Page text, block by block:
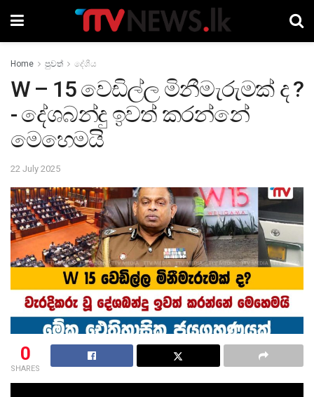
Home පුවත් දේශීය
W – 15 වෙඩිල්ල මිනීමැරුමක් ද ?
- දේශබන්දු ඉවත් කරන්නේ
මෙහෙමයි
22 July 2025
0
SHARES